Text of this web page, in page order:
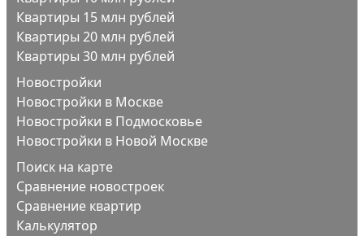
Квартиры 15 млн рублей
Квартиры 20 млн рублей
Квартиры 30 млн рублей
Новостройки
Новостройки в Москве
Новостройки в Подмосковье
Новостройки в Новой Москве
Поиск на карте
Сравнение новостроек
Сравнение квартир
Калькулятор